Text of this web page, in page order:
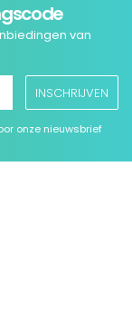
van
INSCHRIJVEN
onze nieuwsbrief